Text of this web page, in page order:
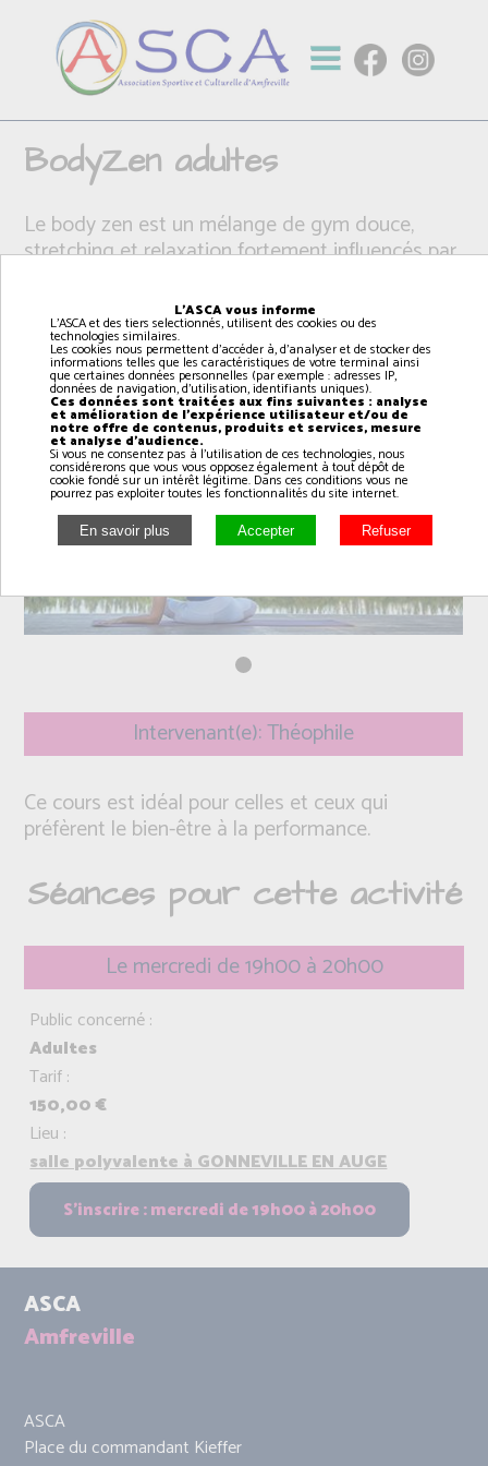
BodyZen adultes
Le body zen est un mélange de gym douce,
stretching et relaxation fortement influencés par
cours efficace pour améliorer son tonus
musculaire, réduire le stress et travailler sa
posture afin de réduire les douleurs musculaires.
Intervenant(e): Théophile
Ce cours est idéal pour celles et ceux qui
préfèrent le bien-être à la performance.
Séances pour cette activité
Le mercredi de 19h00 à 20h00
Public concerné :
Adultes
Tarif :
150,00 €
Lieu :
salle polyvalente à GONNEVILLE EN AUGE
ASCA
Amfreville
ASCA
Place du commandant Kieffer
L'ASCA vous informe
L'ASCA et des tiers selectionnés, utilisent des cookies ou des
technologies similaires.
Les cookies nous permettent d'accéder à, d'analyser et de stocker des
informations telles que les caractéristiques de votre terminal ainsi
que certaines données personnelles (par exemple : adresses IP,
données de navigation, d'utilisation, identifiants uniques).
Ces données sont traitées aux fins suivantes : analyse
et amélioration de l'expérience utilisateur et/ou de
notre offre de contenus, produits et services, mesure
et analyse d'audience.
Si vous ne consentez pas à l'utilisation de ces technologies, nous
considérerons que vous vous opposez également à tout dépôt de
cookie fondé sur un intérêt légitime. Dans ces conditions vous ne
pourrez pas exploiter toutes les fonctionnalités du site internet.